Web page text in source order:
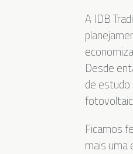
A IDB
Desde
de
Ficamos
mais uma